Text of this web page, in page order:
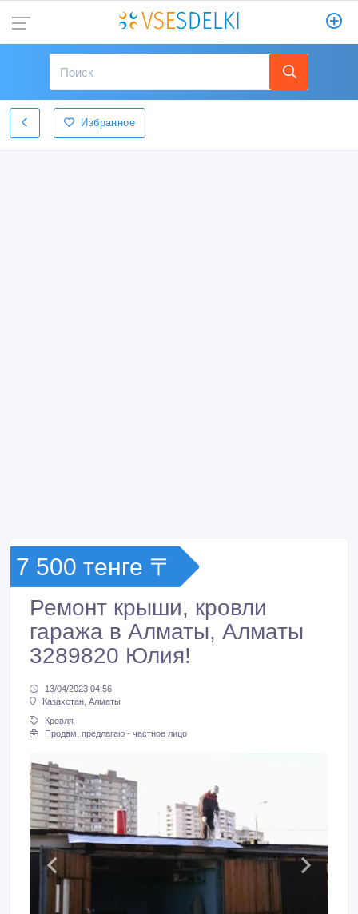
Избранное
7 500 тенге 〒
Ремонт крыши, кровли
гаража в Алматы, Алматы
3289820 Юлия!
13/04/2023 04:56
Казахстан, Алматы
Кровля
Продам, предлагаю - частное лицо